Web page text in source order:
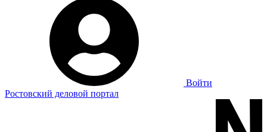
Войти
Ростовский деловой портал